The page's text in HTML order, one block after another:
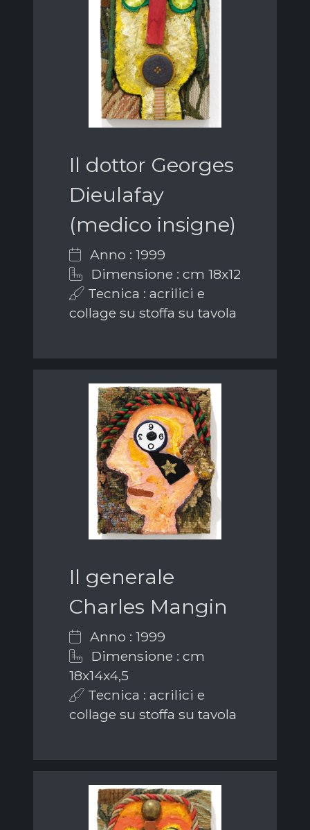
Il dottor Georges
Dieulafay
(medico insigne)
Anno : 1999
Dimensione : cm 18x12
Tecnica : acrilici e
collage su stoffa su tavola
Il generale
Charles Mangin
Anno : 1999
Dimensione : cm
18x14x4,5
Tecnica : acrilici e
collage su stoffa su tavola